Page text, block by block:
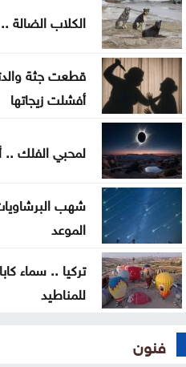
الكلاب
قطعت جثة
أفشلت زيجاتها
لمحبي الفلك ..
شهب
الموعد
تركيا .. سماء
للمناطيد
فنون